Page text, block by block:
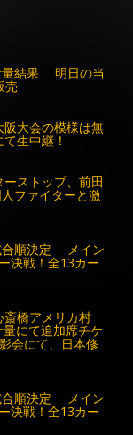
量結果 明日の当
売
大会の模様は無
生中継！
ストップ、前田
ファイターと激
合順決定 メイン
決戦！全13カー
橋アメリカ村
量にて追加席チケ
会にて、日本修
合順決定 メイン
決戦！全13カー